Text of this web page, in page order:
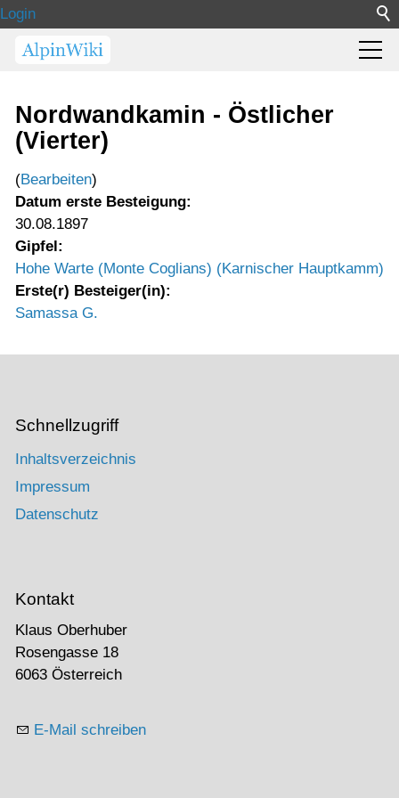
Login
Nordwandkamin - Östlicher
(Vierter)
(Bearbeiten)
Datum erste Besteigung:
30.08.1897
Gipfel:
Hohe Warte (Monte Coglians) (Karnischer Hauptkamm)
Erste(r) Besteiger(in):
Samassa G.
Schnellzugriff
Inhaltsverzeichnis
Impressum
Datenschutz
Kontakt
Klaus Oberhuber
Rosengasse 18
6063 Österreich
E-Mail schreiben